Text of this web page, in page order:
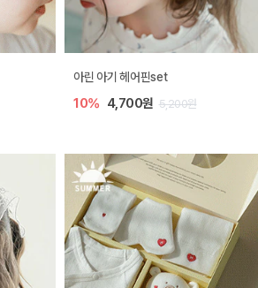
아린 아기 헤어핀set
10% 4,700원 5,200원